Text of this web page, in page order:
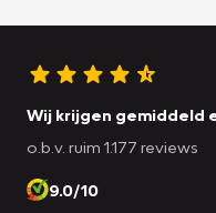
Wij krijgen gemiddeld
o.b.v. ruim 1.177 reviews
9.0/10